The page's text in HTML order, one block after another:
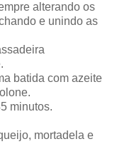
alterando os
e unindo as
batida com azeite
minutos.
mortadela e